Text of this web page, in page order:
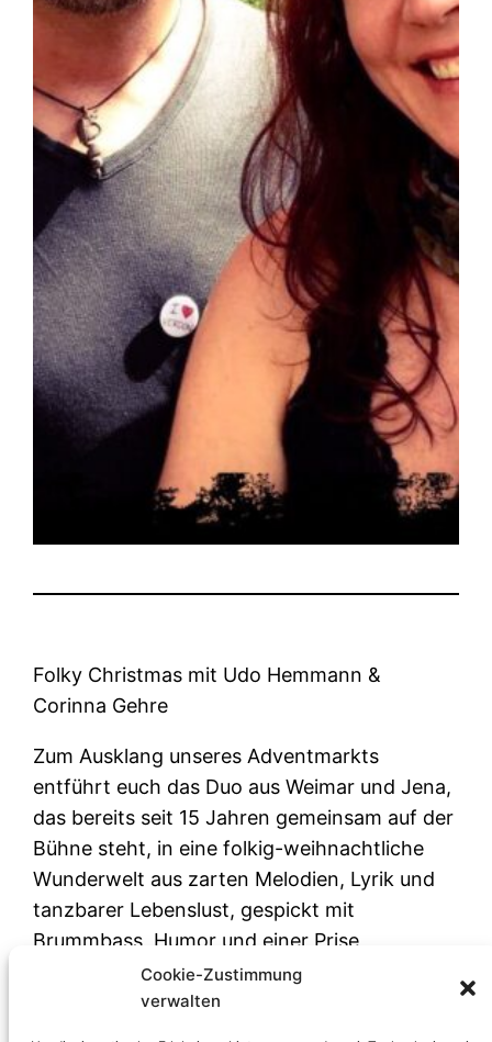
Cookie-Zustimmung
verwalten
Folky Christmas mit Udo Hemmann &
Corinna Gehre
Zum Ausklang unseres Adventmarkts
entführt euch das Duo aus Weimar und Jena,
das bereits seit 15 Jahren gemeinsam auf der
Bühne steht, in eine folkig-weihnachtliche
Wunderwelt aus zarten Melodien, Lyrik und
tanzbarer Lebenslust, gespickt mit
Brummbass, Humor und einer Prise
Rebellengeist. Freut euch auf viele bekannte
Weihnachts- und Folksongs, aber auch